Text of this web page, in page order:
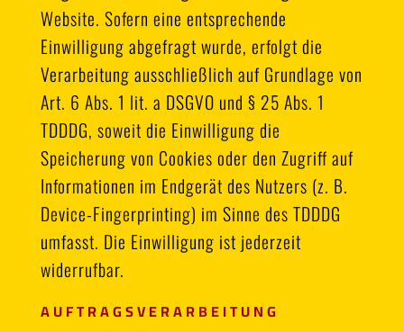
Website. Sofern eine entsprechende
Einwilligung abgefragt wurde, erfolgt die
Verarbeitung ausschließlich auf Grundlage von
Art. 6 Abs. 1 lit. a DSGVO und § 25 Abs. 1
TDDDG, soweit die Einwilligung die
Speicherung von Cookies oder den Zugriff auf
Informationen im Endgerät des Nutzers (z. B.
Device-Fingerprinting) im Sinne des TDDDG
umfasst. Die Einwilligung ist jederzeit
widerrufbar.
AUFTRAGSVERARBEITUNG